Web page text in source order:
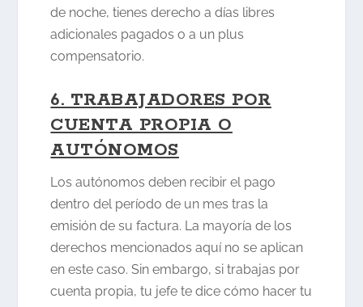
de noche, tienes derecho a días libres
adicionales pagados o a un plus
compensatorio.
6. TRABAJADORES POR
CUENTA PROPIA O
AUTÓNOMOS
Los autónomos deben recibir el pago
dentro del período de un mes tras la
emisión de su factura. La mayoría de los
derechos mencionados aquí no se aplican
en este caso. Sin embargo, si trabajas por
cuenta propia, tu jefe te dice cómo hacer tu